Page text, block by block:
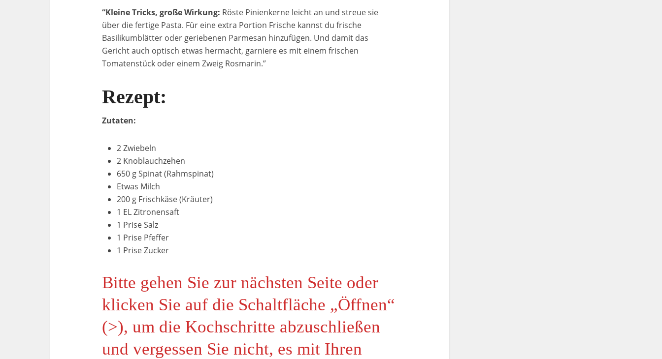
“Kleine Tricks, große Wirkung: Röste Pinienkerne leicht an und streue sie
über die fertige Pasta. Für eine extra Portion Frische kannst du frische
Basilikumblätter oder geriebenen Parmesan hinzufügen. Und damit das
Gericht auch optisch etwas hermacht, garniere es mit einem frischen
Tomatenstück oder einem Zweig Rosmarin.”
Rezept:
Zutaten:
2 Zwiebeln
2 Knoblauchzehen
650 g Spinat (Rahmspinat)
Etwas Milch
200 g Frischkäse (Kräuter)
1 EL Zitronensaft
1 Prise Salz
1 Prise Pfeffer
1 Prise Zucker
Bitte gehen Sie zur nächsten Seite oder
klicken Sie auf die Schaltfläche „Öffnen“
(>), um die Kochschritte abzuschließen
und vergessen Sie nicht, es mit Ihren